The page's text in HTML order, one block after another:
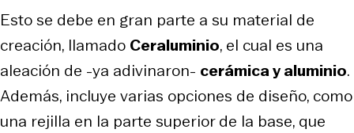
Esto se debe en gran parte a su material de
creación, llamado Ceraluminio, el cual es una
aleación de -ya adivinaron- cerámica y aluminio.
Además, incluye varias opciones de diseño, como
una rejilla en la parte superior de la base, que